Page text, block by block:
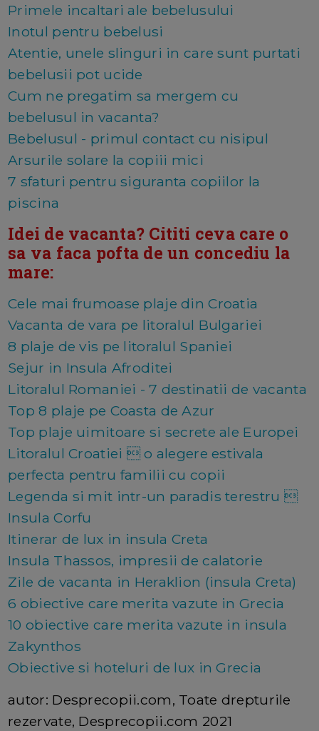
Primele incaltari ale bebelusului
Inotul pentru bebelusi
Atentie, unele slinguri in care sunt purtati
bebelusii pot ucide
Cum ne pregatim sa mergem cu
bebelusul in vacanta?
Bebelusul - primul contact cu nisipul
Arsurile solare la copiii mici
7 sfaturi pentru siguranta copiilor la
piscina
Idei de vacanta? Cititi ceva care o
sa va faca pofta de un concediu la
mare:
Cele mai frumoase plaje din Croatia
Vacanta de vara pe litoralul Bulgariei
8 plaje de vis pe litoralul Spaniei
Sejur in Insula Afroditei
Litoralul Romaniei - 7 destinatii de vacanta
Top 8 plaje pe Coasta de Azur
Top plaje uimitoare si secrete ale Europei
Litoralul Croatiei  o alegere estivala
perfecta pentru familii cu copii
Legenda si mit intr-un paradis terestru 
Insula Corfu
Itinerar de lux in insula Creta
Insula Thassos, impresii de calatorie
Zile de vacanta in Heraklion (insula Creta)
6 obiective care merita vazute in Grecia
10 obiective care merita vazute in insula
Zakynthos
Obiective si hoteluri de lux in Grecia
autor: Desprecopii.com, Toate drepturile
rezervate, Desprecopii.com 2021